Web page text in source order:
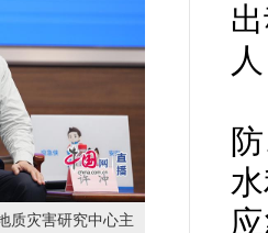
质灾害研究中心主